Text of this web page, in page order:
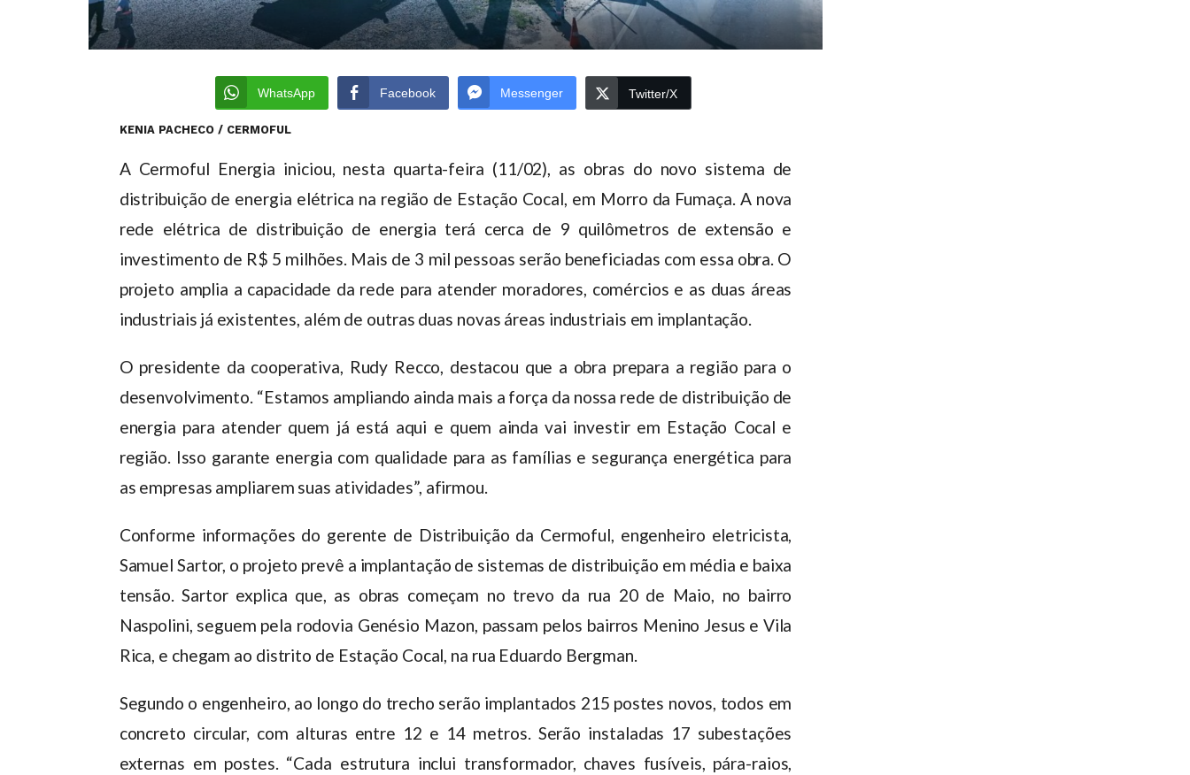
WhatsApp Facebook Messenger Twitter/X
KENIA PACHECO / CERMOFUL
A Cermoful Energia iniciou, nesta quarta-feira (11/02), as obras do novo sistema de
distribuição de energia elétrica na região de Estação Cocal, em Morro da Fumaça. A nova
rede elétrica de distribuição de energia terá cerca de 9 quilômetros de extensão e
investimento de R$ 5 milhões. Mais de 3 mil pessoas serão beneficiadas com essa obra. O
projeto amplia a capacidade da rede para atender moradores, comércios e as duas áreas
industriais já existentes, além de outras duas novas áreas industriais em implantação.
O presidente da cooperativa, Rudy Recco, destacou que a obra prepara a região para o
desenvolvimento. “Estamos ampliando ainda mais a força da nossa rede de distribuição de
energia para atender quem já está aqui e quem ainda vai investir em Estação Cocal e
região. Isso garante energia com qualidade para as famílias e segurança energética para
as empresas ampliarem suas atividades”, afirmou.
Conforme informações do gerente de Distribuição da Cermoful, engenheiro eletricista,
Samuel Sartor, o projeto prevê a implantação de sistemas de distribuição em média e baixa
tensão. Sartor explica que, as obras começam no trevo da rua 20 de Maio, no bairro
Naspolini, seguem pela rodovia Genésio Mazon, passam pelos bairros Menino Jesus e Vila
Rica, e chegam ao distrito de Estação Cocal, na rua Eduardo Bergman.
Segundo o engenheiro, ao longo do trecho serão implantados 215 postes novos, todos em
concreto circular, com alturas entre 12 e 14 metros. Serão instaladas 17 subestações
externas em postes. “Cada estrutura inclui transformador, chaves fusíveis, pára-raios,